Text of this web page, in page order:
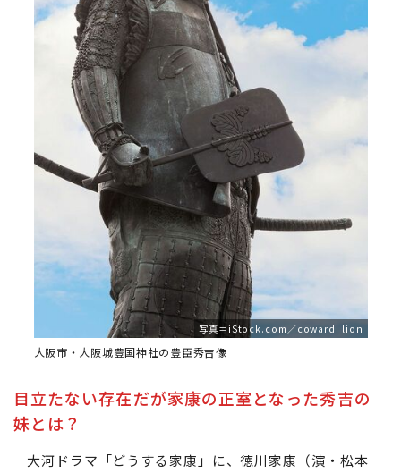
写真＝iStock.com／coward_lion
大阪市・大阪城豊国神社の豊臣秀吉像
目立たない存在だが家康の正室となった秀吉の
妹とは？
大河ドラマ「どうする家康」に、徳川家康（演・松本